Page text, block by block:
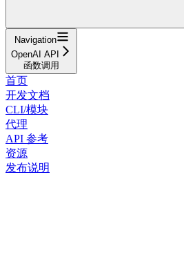
Navigation
OpenAI API
函数调用
首页
开发文档
CLI/模块
代理
API 参考
资源
发布说明